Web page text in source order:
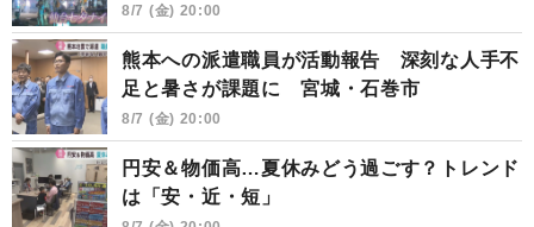
8/7 (金) 20:00
熊本への派遣職員が活動報告 深刻な人手不
足と暑さが課題に 宮城・石巻市
8/7 (金) 20:00
円安＆物価高…夏休みどう過ごす？トレンド
は「安・近・短」